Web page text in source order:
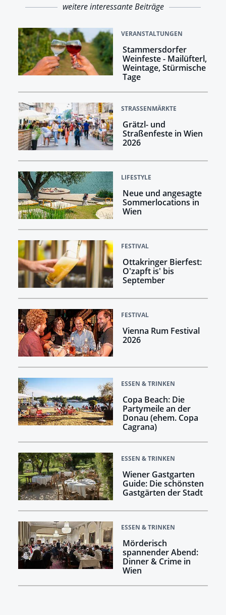
weitere interessante Beiträge
VERANSTALTUNGEN
Stammersdorfer
Weinfeste - Mailüfterl,
Weintage, Stürmische
Tage
STRASSENMÄRKTE
Grätzl- und
Straßenfeste in Wien
2026
LIFESTYLE
Neue und angesagte
Sommerlocations in
Wien
FESTIVAL
Ottakringer Bierfest:
O'zapft is' bis
September
FESTIVAL
Vienna Rum Festival
2026
ESSEN & TRINKEN
Copa Beach: Die
Partymeile an der
Donau (ehem. Copa
Cagrana)
ESSEN & TRINKEN
Wiener Gastgarten
Guide: Die schönsten
Gastgärten der Stadt
ESSEN & TRINKEN
Mörderisch
spannender Abend:
Dinner & Crime in
Wien